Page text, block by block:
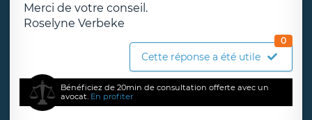
Merci de votre conseil.
Roselyne Verbeke
Cette réponse a été utile
0
Bénéficiez de 20min de consultation offerte avec un
avocat. En profiter